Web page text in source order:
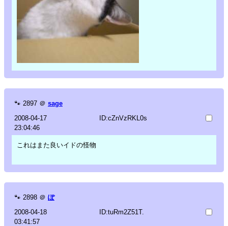
🐾 2897 ＠ sage
2008-04-17
23:04:46
ID:cZnVzRKL0s
これはまた良いイドの怪物
🐾 2898 ＠ ぽ
2008-04-18
03:41:57
ID:tuRm2Z51T.